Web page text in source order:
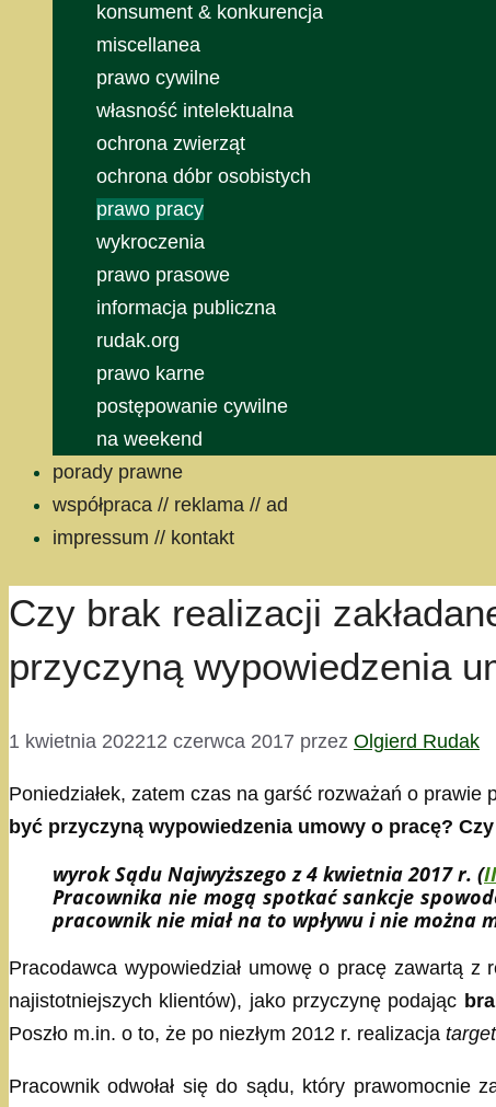
konsument & konkurencja
miscellanea
prawo cywilne
własność intelektualna
ochrona zwierząt
ochrona dóbr osobistych
prawo pracy
wykroczenia
prawo prasowe
informacja publiczna
rudak.org
prawo karne
postępowanie cywilne
na weekend
porady prawne
współpraca // reklama // ad
impressum // kontakt
Czy brak realizacji
przyczyną wypowiedzenia
1 kwietnia 202212 czerwca 2017 przez Olgierd Rudak
Poniedziałek, zatem czas na garść rozważań o
być przyczyną wypowiedzenia umowy o pracę?
wyrok Sądu Najwyższego z 4 kwietnia 2017 r. (
Pracownika nie mogą spotkać sankcje
pracownik nie miał na to wpływu i nie można
Pracodawca wypowiedział umowę o pracę zawartą
najistotniejszych klientów), jako przyczynę podając
Poszło m.in. o to, że po niezłym 2012 r. realizacja
Pracownik odwołał się do sądu, który prawomocnie